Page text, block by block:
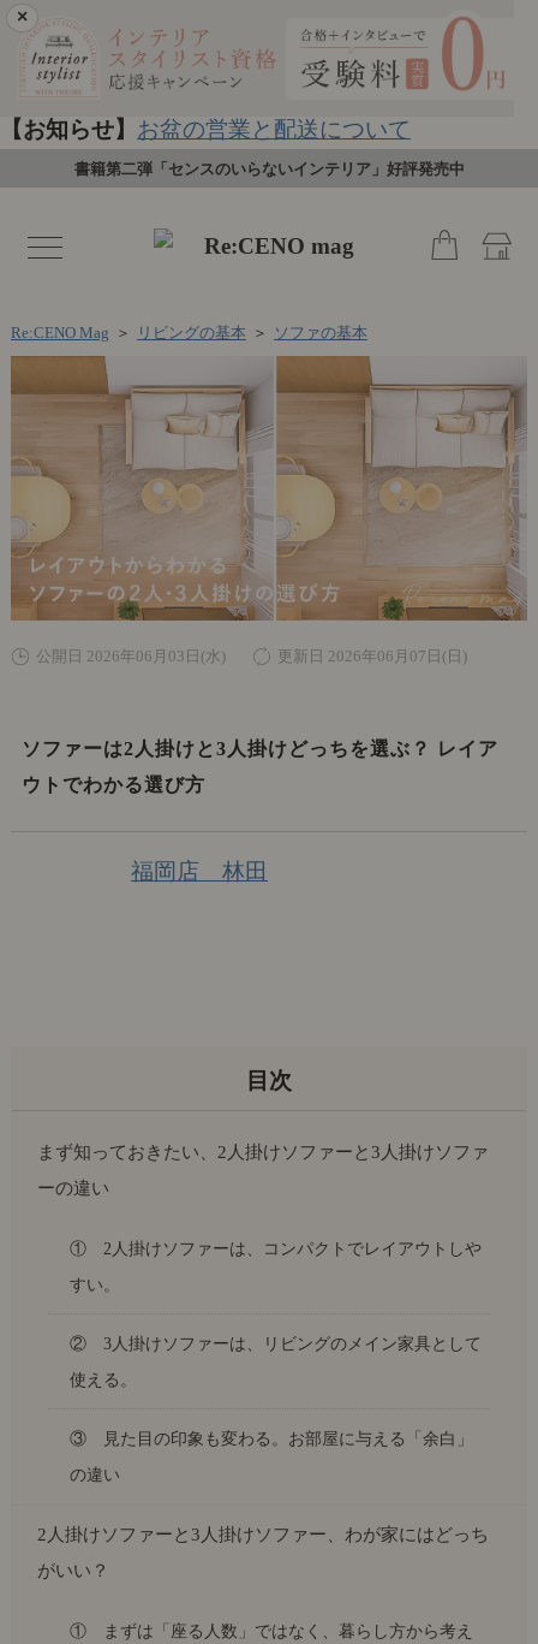
×
【お知らせ】 お盆の営業と配送について
書籍第二弾「センスのいらないインテリア」好評発売中
toggle
navigation
Re:CENO Mag ＞ リビングの基本 ＞ ソファの基本
公開日 2026年06月03日(水) 更新日 2026年06月07日(日)
ソファーは2人掛けと3人掛けどっちを選ぶ？ レイア
ウトでわかる選び方
福岡店 林田
まず知っておきたい、2人掛けソファーと3人掛けソファ
ーの違い
① 2人掛けソファーは、コンパクトでレイアウトしや
すい。
② 3人掛けソファーは、リビングのメイン家具として
使える。
③ 見た目の印象も変わる。お部屋に与える「余白」
の違い
2人掛けソファーと3人掛けソファー、わが家にはどっち
がいい？
① まずは「座る人数」ではなく、暮らし方から考え